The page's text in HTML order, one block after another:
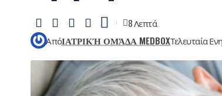
ΑπόΙΑΤΡΙΚΉ ΟΜΆΔΑ MEDBOXΤελευταία
8 Λεπτά